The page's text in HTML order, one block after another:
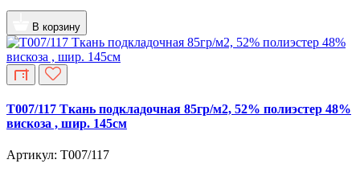
В корзину
T007/117 Ткань подкладочная 85гр/м2, 52% полиэстер 48%
вискоза , шир. 145см
Артикул: T007/117